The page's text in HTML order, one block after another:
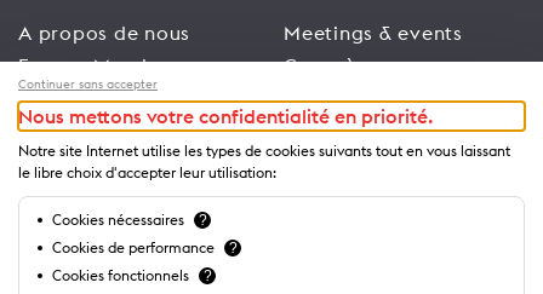
A propos de nous
Espace Membres
Emploi
Conditions générales
d’utilisation
Politique de
confidentialité
Meetings & events
Congrès
Trade
Espace Médias
Annonceurs
Brochures et guides
Continuer sans accepter
Nous mettons votre confidentialité en priorité.
Notre site Internet utilise les types de cookies suivants tout en vous laissant
le libre choix d'accepter leur utilisation:
Cookies nécessaires ?
Cookies de performance ?
Cookies fonctionnels ?